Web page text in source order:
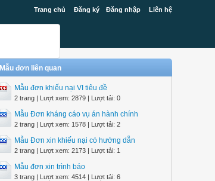
Trang chủ Đăng ký Đăng nhập Liên hệ
Mẫu đơn liên quan
Mẫu đơn khiếu nại VI tiêu đề
2 trang | Lượt xem: 2879 | Lượt tải: 0
Mẫu Đơn kháng cáo vụ án hành chính
2 trang | Lượt xem: 1578 | Lượt tải: 2
Mẫu Đơn xin khiếu nại có hướng dẫn
2 trang | Lượt xem: 2173 | Lượt tải: 1
Mẫu đơn xin trình báo
3 trang | Lượt xem: 4514 | Lượt tải: 6